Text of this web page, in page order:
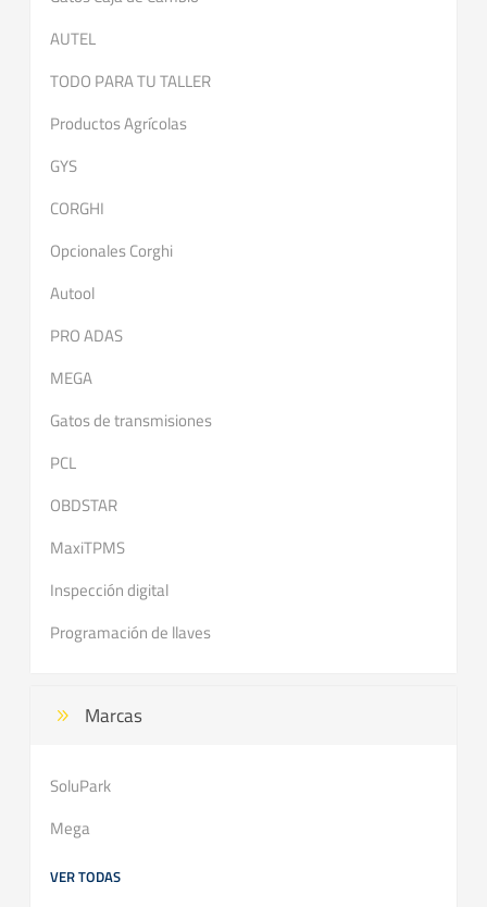
AUTEL
TODO PARA TU TALLER
Productos Agrícolas
GYS
CORGHI
Opcionales Corghi
Autool
PRO ADAS
MEGA
Gatos de transmisiones
PCL
OBDSTAR
MaxiTPMS
Inspección digital
Programación de llaves
Marcas
SoluPark
Mega
VER TODAS